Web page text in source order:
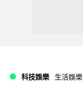
科技娛樂 生活娛樂